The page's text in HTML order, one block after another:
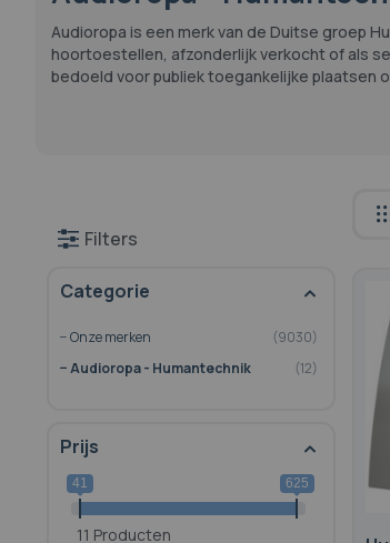
Audioropa is een merk van de Duitse groep
hoortoestellen, afzonderlijk verkocht of als
bedoeld voor publiek toegankelijke plaatsen
Filters
Categorie
Onze merken
9030
Audioropa - Humantechnik
12
Prijs
41 625
11 Producten